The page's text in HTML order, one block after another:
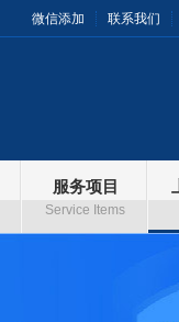
微信添加 联系我们
服务项目
Service Items